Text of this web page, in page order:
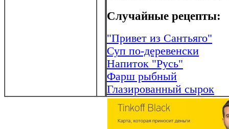
Случайные рецепты:
"Привет из Сантьяго"
Суп по-деревенски
Напиток "Русь"
Фарш рыбный
Глазированный сырок